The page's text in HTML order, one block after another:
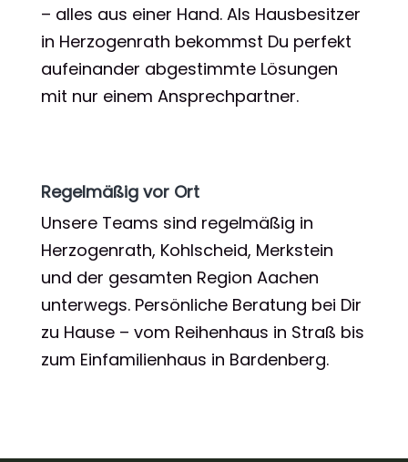
– alles aus einer Hand. Als Hausbesitzer
in Herzogenrath bekommst Du perfekt
aufeinander abgestimmte Lösungen
mit nur einem Ansprechpartner.
Regelmäßig vor Ort
Unsere Teams sind regelmäßig in
Herzogenrath, Kohlscheid, Merkstein
und der gesamten Region Aachen
unterwegs. Persönliche Beratung bei Dir
zu Hause – vom Reihenhaus in Straß bis
zum Einfamilienhaus in Bardenberg.